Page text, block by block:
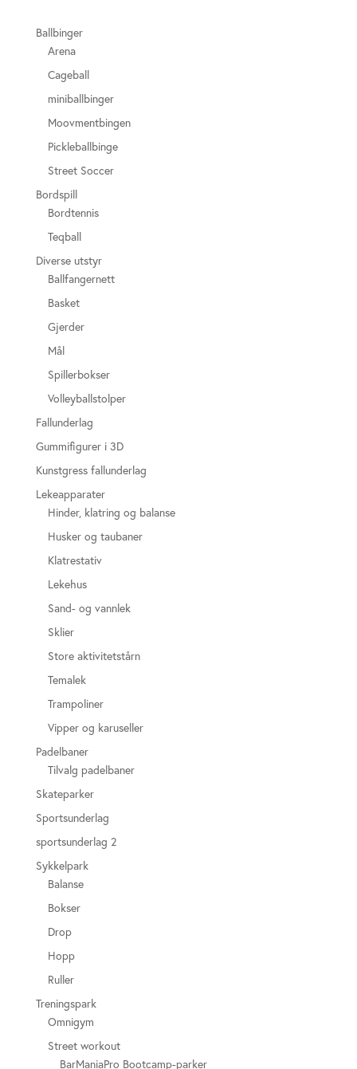
Ballbinger
Arena
Cageball
miniballbinger
Moovmentbingen
Pickleballbinge
Street Soccer
Bordspill
Bordtennis
Teqball
Diverse utstyr
Ballfangernett
Basket
Gjerder
Mål
Spillerbokser
Volleyballstolper
Fallunderlag
Gummifigurer i 3D
Kunstgress fallunderlag
Lekeapparater
Hinder, klatring og balanse
Husker og taubaner
Klatrestativ
Lekehus
Sand- og vannlek
Sklier
Store aktivitetstårn
Temalek
Trampoliner
Vipper og karuseller
Padelbaner
Tilvalg padelbaner
Skateparker
Sportsunderlag
sportsunderlag 2
Sykkelpark
Balanse
Bokser
Drop
Hopp
Ruller
Treningspark
Omnigym
Street workout
BarManiaPro Bootcamp-parker